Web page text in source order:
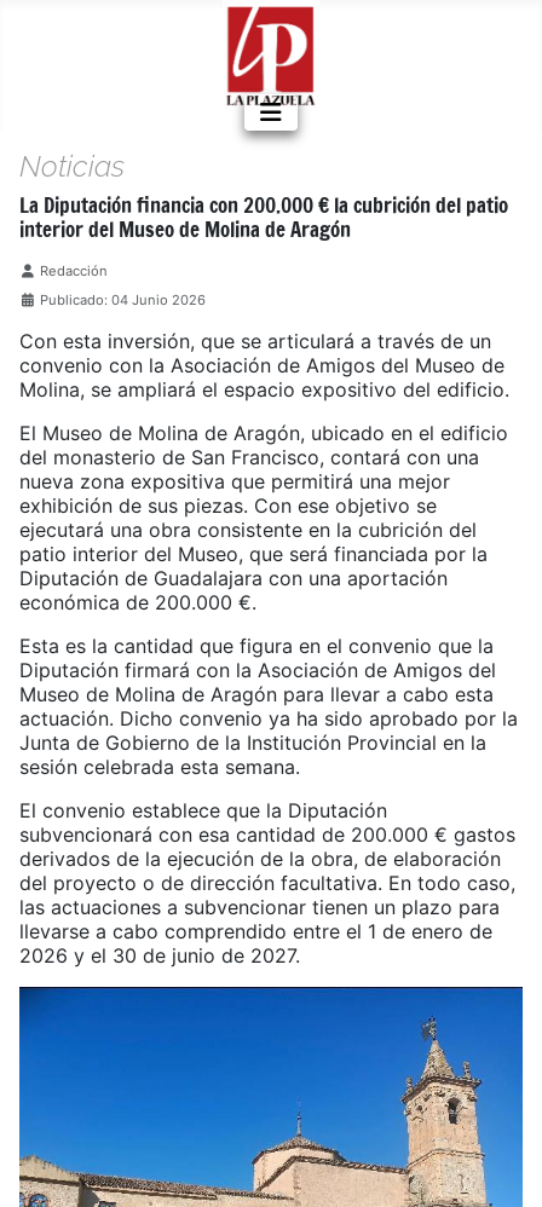
Noticias
La Diputación financia con 200.000 € la cubrición del patio
interior del Museo de Molina de Aragón
Detalles
Redacción
Publicado: 04 Junio 2026
Con esta inversión, que se articulará a través de un
convenio con la Asociación de Amigos del Museo de
Molina, se ampliará el espacio expositivo del edificio.
El Museo de Molina de Aragón, ubicado en el edificio
del monasterio de San Francisco, contará con una
nueva zona expositiva que permitirá una mejor
exhibición de sus piezas. Con ese objetivo se
ejecutará una obra consistente en la cubrición del
patio interior del Museo, que será financiada por la
Diputación de Guadalajara con una aportación
económica de 200.000 €.
Esta es la cantidad que figura en el convenio que la
Diputación firmará con la Asociación de Amigos del
Museo de Molina de Aragón para llevar a cabo esta
actuación. Dicho convenio ya ha sido aprobado por la
Junta de Gobierno de la Institución Provincial en la
sesión celebrada esta semana.
El convenio establece que la Diputación
subvencionará con esa cantidad de 200.000 € gastos
derivados de la ejecución de la obra, de elaboración
del proyecto o de dirección facultativa. En todo caso,
las actuaciones a subvencionar tienen un plazo para
llevarse a cabo comprendido entre el 1 de enero de
2026 y el 30 de junio de 2027.